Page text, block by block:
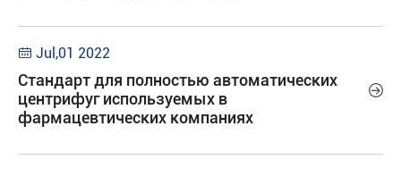
 Jul,01 2022
Стандарт для полностью автоматических
центрифуг используемых в
фармацевтических компаниях
